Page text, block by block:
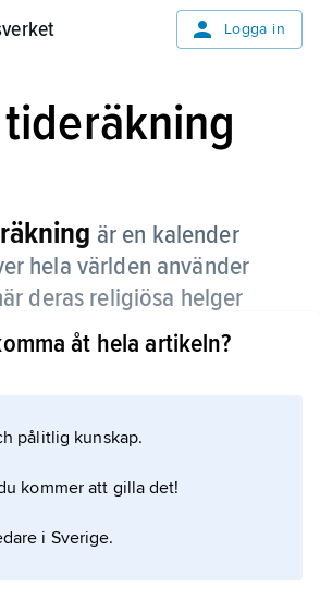
Logga in
är en kalender
hela världen använder
deras religiösa helger
om artikeln
åt hela artikeln?
pålitlig kunskap.
kommer att gilla det!
i Sverige.